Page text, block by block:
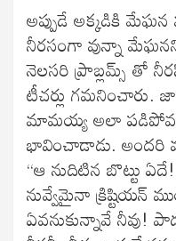
అప్పుడే అక్కడికి
నీరసంగా వున్నా మేఘనని
నెలసరి ప్రాబ్లమ్స్ తో
టీచర్లు
మామయ్య అలా
భావించాడాడు. అందరి
“ఆ నుదిటిన బొట్టు
నువ్వేమైనా క్రిష్టియన్
ఏవనుకున్నావే నీవు!